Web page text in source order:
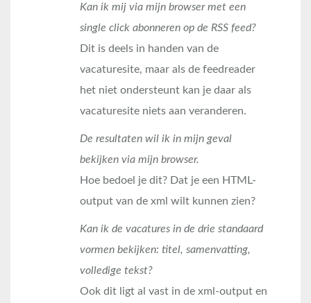
Kan ik mij via mijn browser met een
single click abonneren op de RSS feed?
Dit is deels in handen van de
vacaturesite, maar als de feedreader
het niet ondersteunt kan je daar als
vacaturesite niets aan veranderen.
De resultaten wil ik in mijn geval
bekijken via mijn browser.
Hoe bedoel je dit? Dat je een HTML-
output van de xml wilt kunnen zien?
Kan ik de vacatures in de drie standaard
vormen bekijken: titel, samenvatting,
volledige tekst?
Ook dit ligt al vast in de xml-output en